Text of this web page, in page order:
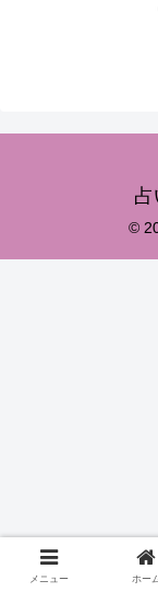
©
メニュー ホー